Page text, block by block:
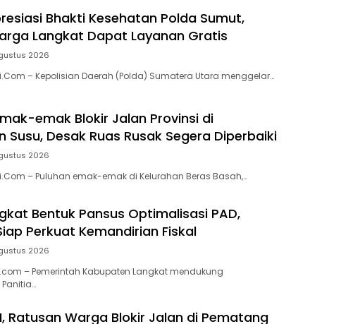
Bhakti Kesehatan Polda Sumut,
Langkat Dapat Layanan Gratis
2026
– Kepolisian Daerah (Polda) Sumatera Utara menggelar…
emak Blokir Jalan Provinsi di
Susu, Desak Ruas Rusak Segera Diperbaiki
2026
– Puluhan emak-emak di Kelurahan Beras Basah,…
Bentuk Pansus Optimalisasi PAD,
Perkuat Kemandirian Fiskal
2026
– Pemerintah Kabupaten Langkat mendukung
Ratusan Warga Blokir Jalan di Pematang